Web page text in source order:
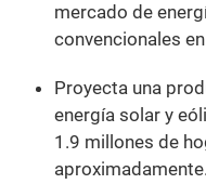
mercado de
convencionales
Proyecta una
energía solar y
1.9 millones de
aproximadamente.